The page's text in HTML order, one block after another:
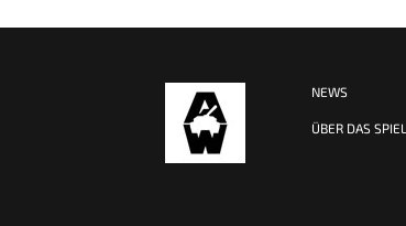
NEWS
ÜBER DAS SPIEL